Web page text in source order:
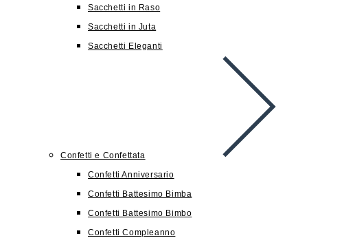
Sacchetti in Raso
Sacchetti in Juta
Sacchetti Eleganti
Confetti e Confettata
Confetti Anniversario
Confetti Battesimo Bimba
Confetti Battesimo Bimbo
Confetti Compleanno